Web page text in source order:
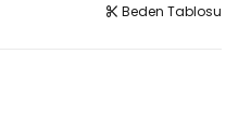
Beden Tablosu